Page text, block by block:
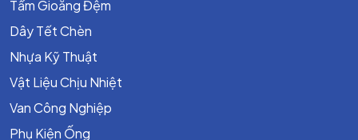
ống hiệu quả cho các hệ thống áp suất cao. Với thiết kế
mặt lồi RF, độ kín vượt trội và khả năng chịu tải lớn, sản
phẩm được sử dụng rộng rãi trong các ngành dầu khí,
Tấm Gioăng Đệm
Dây Tết Chèn
Nhựa Kỹ Thuật
Vật Liệu Chịu Nhiệt
Van Công Nghiệp
Phụ Kiện Ống